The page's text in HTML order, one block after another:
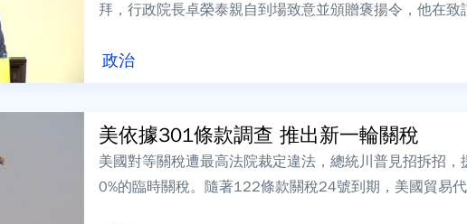
政治
拜，行政院長卓榮泰親自到場致意並頒贈褒揚令，他在
美依據301條款調查 推出新一輪關稅
美國對等關稅遭最高法院裁定違法，總統川普見招拆招
0%的臨時關稅。隨著122條款關稅24號到期，美國貿易